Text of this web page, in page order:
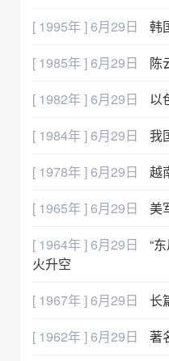
[ 1995年 ] 6月29日
韩
[ 1985年 ] 6月29日
陈
[ 1982年 ] 6月29日
以
[ 1984年 ] 6月29日
我
[ 1978年 ] 6月29日
越
[ 1965年 ] 6月29日
美
[ 1964年 ] 6月29日
“
火升空
[ 1967年 ] 6月29日
长
[ 1962年 ] 6月29日
著